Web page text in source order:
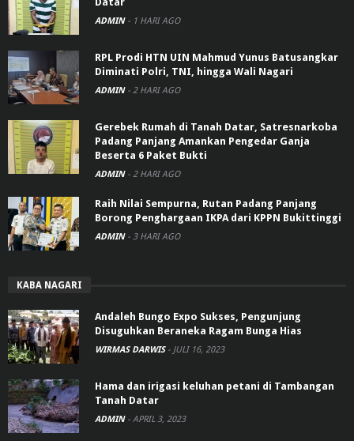
ADMIN - 1 HARI AGO
RPL Prodi HTN UIN Mahmud Yunus Batusangkar
Diminati Polri, TNI, hingga Wali Nagari
ADMIN - 2 HARI AGO
Gerebek Rumah di Tanah Datar, Satresnarkoba
Padang Panjang Amankan Pengedar Ganja
Beserta 6 Paket Bukti
ADMIN - 2 HARI AGO
Raih Nilai Sempurna, Rutan Padang Panjang
Borong Penghargaan IKPA dari KPPN Bukittinggi
ADMIN - 3 HARI AGO
KABA NAGARI
Andaleh Bungo Expo Sukses, Pengunjung
Disuguhkan Beraneka Ragam Bunga Hias
WIRMAS DARWIS - JULI 16, 2023
Hama dan irigasi keluhan petani di Tambangan
Tanah Datar
ADMIN - APRIL 3, 2023